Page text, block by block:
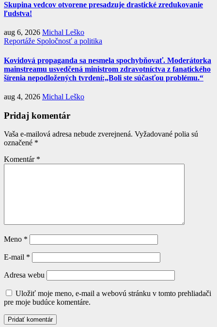
Skupina vedcov otvorene presadzuje drastické zredukovanie
ľudstva!
aug 6, 2026 Michal Leško
Reportáže Spoločnosť a politika
Kovidová propaganda sa nesmela spochybňovať. Moderátorka
mainstreamu usvedčená ministrom zdravotníctva z fanatického
šírenia nepodložených tvrdení:„Boli ste súčasťou problému.“
aug 4, 2026 Michal Leško
Pridaj komentár
Vaša e-mailová adresa nebude zverejnená. Vyžadované polia sú
označené *
Komentár *
Meno *
E-mail *
Adresa webu
Uložiť moje meno, e-mail a webovú stránku v tomto prehliadači
pre moje budúce komentáre.